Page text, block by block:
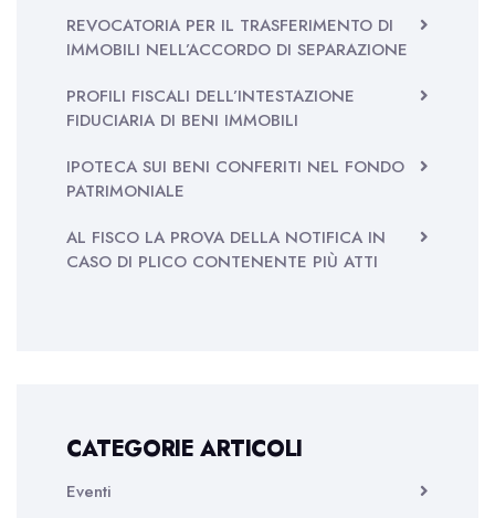
REVOCATORIA PER IL TRASFERIMENTO DI
IMMOBILI NELL’ACCORDO DI SEPARAZIONE
PROFILI FISCALI DELL’INTESTAZIONE
FIDUCIARIA DI BENI IMMOBILI
IPOTECA SUI BENI CONFERITI NEL FONDO
PATRIMONIALE
AL FISCO LA PROVA DELLA NOTIFICA IN
CASO DI PLICO CONTENENTE PIÙ ATTI
CATEGORIE ARTICOLI
Eventi